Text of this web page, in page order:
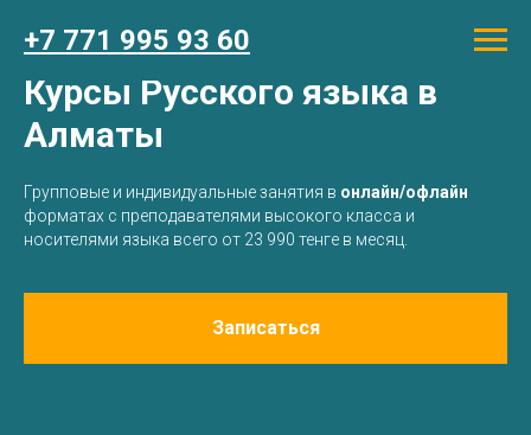
+7 771 995 93 60
Курсы Русского языка в
Алматы
Групповые и индивидуальные занятия в онлайн/офлайн
форматах с преподавателями высокого класса и
носителями языка всего от 23 990 тенге в месяц.
Записаться